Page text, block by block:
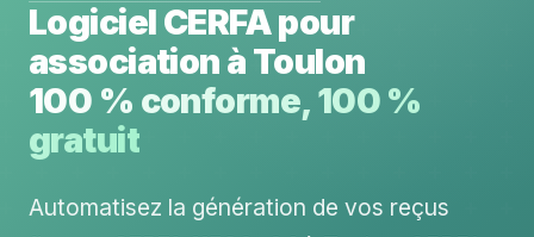
Logiciel CERFA pour
association à Toulon
100 % conforme, 100 %
gratuit
Automatisez la génération de vos reçus